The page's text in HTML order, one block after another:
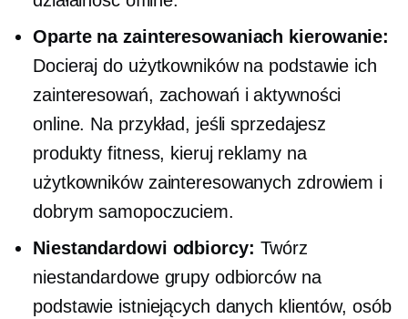
Oparte na zainteresowaniach kierowanie:
Docieraj do użytkowników na podstawie ich
zainteresowań, zachowań i aktywności
online. Na przykład, jeśli sprzedajesz
produkty fitness, kieruj reklamy na
użytkowników zainteresowanych zdrowiem i
dobrym samopoczuciem.
Niestandardowi odbiorcy: Twórz
niestandardowe grupy odbiorców na
podstawie istniejących danych klientów, osób